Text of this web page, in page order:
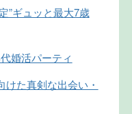
”ギュッと最大7歳
婚活パーティ
た真剣な出会い・